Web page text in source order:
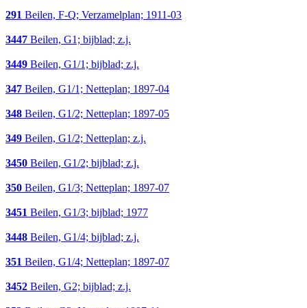
291 Beilen, F-Q; Verzamelplan; 1911-03
3447 Beilen, G1; bijblad; z.j.
3449 Beilen, G1/1; bijblad; z.j.
347 Beilen, G1/1; Netteplan; 1897-04
348 Beilen, G1/2; Netteplan; 1897-05
349 Beilen, G1/2; Netteplan; z.j.
3450 Beilen, G1/2; bijblad; z.j.
350 Beilen, G1/3; Netteplan; 1897-07
3451 Beilen, G1/3; bijblad; 1977
3448 Beilen, G1/4; bijblad; z.j.
351 Beilen, G1/4; Netteplan; 1897-07
3452 Beilen, G2; bijblad; z.j.